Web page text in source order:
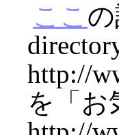
ここ
http://
を「お